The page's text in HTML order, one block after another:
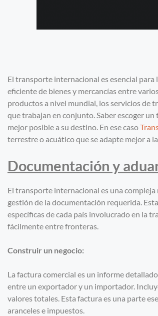
El transporte internacional es esencial
eficiente de bienes y mercancías entre
productos a nivel mundial, los servicios de
que trabajan en conjunto. Saber escoger
mejor posible a su destino. En ese caso
terrestre o acuático que se adapte mejor a
Documentación y
El transporte internacional es una
gestión de la documentación requerida.
específicas de cada país involucrado en la
fácilmente entre fronteras.
Construir un negocio:
La factura comercial es un informe
entre un exportador y un importador.
valores totales. Esta factura es una parte
aranceles e impuestos.